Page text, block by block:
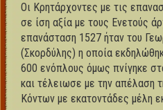
Οι Κρητάρχοντες με τις
σε ίση αξία με τους Ενετούς
επανάσταση 1527 ήταν του
(Σκορδύλης) η οποία
600 ενόπλους όμως πνίγηκε
και τέλειωσε με την απέλαση
Κόντων με εκατοντάδες μέλη